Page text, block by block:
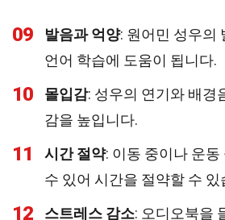
09 발음과 억양: 원어민 성우의
언어 학습에 도움이 됩니다.
10 몰입감: 성우의 연기와 배경
감을 높입니다.
11 시간 절약: 이동 중이나 운
수 있어 시간을 절약할 수 있
12 스트레스 감소: 오디오북을